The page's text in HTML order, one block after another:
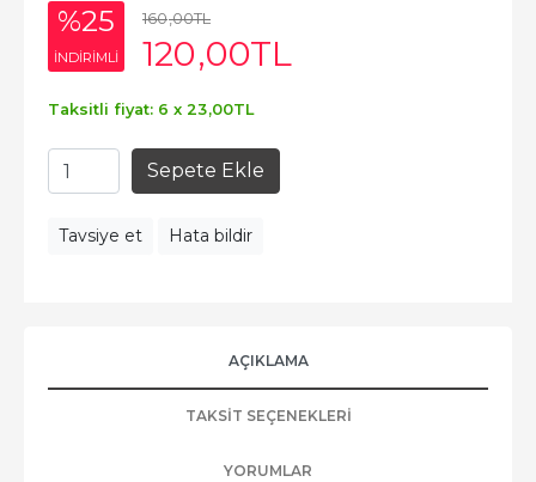
%25
INDIRIMLI
160,00TL
120,00TL
Taksitli fiyat: 6 x 23,00TL
Sepete Ekle
Tavsiye et Hata bildir
AÇIKLAMA
TAKSIT SEÇENEKLERI
YORUMLAR